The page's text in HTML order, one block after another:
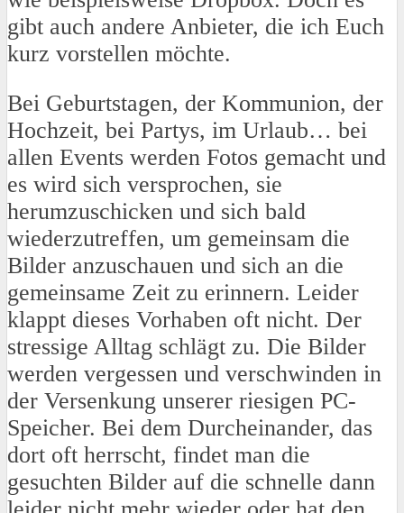
gibt auch andere Anbieter, die ich Euch
kurz vorstellen möchte.
Bei Geburtstagen, der Kommunion, der
Hochzeit, bei Partys, im Urlaub… bei
allen Events werden Fotos gemacht und
es wird sich versprochen, sie
herumzuschicken und sich bald
wiederzutreffen, um gemeinsam die
Bilder anzuschauen und sich an die
gemeinsame Zeit zu erinnern. Leider
klappt dieses Vorhaben oft nicht. Der
stressige Alltag schlägt zu. Die Bilder
werden vergessen und verschwinden in
der Versenkung unserer riesigen PC-
Speicher. Bei dem Durcheinander, das
dort oft herrscht, findet man die
gesuchten Bilder auf die schnelle dann